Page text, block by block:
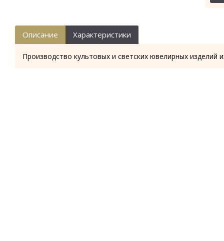
Описание Характеристики
Производство культовых и светских ювелирных изделий